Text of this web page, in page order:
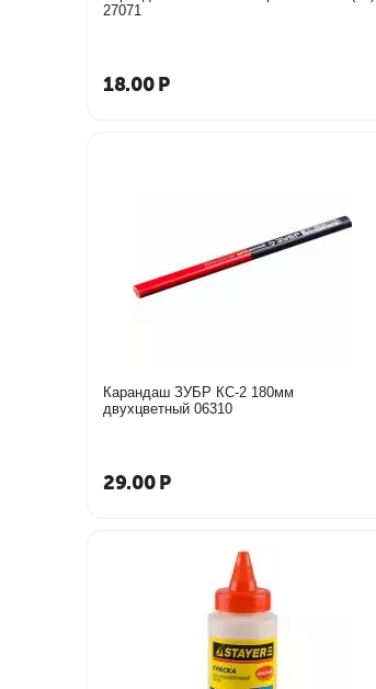
27071
18.00 Р
Карандаш ЗУБР КС-2 180мм
двухцветный 06310
29.00 Р